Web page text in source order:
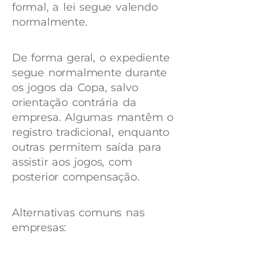
formal, a lei segue valendo
normalmente.
De forma geral, o expediente
segue normalmente durante
os jogos da Copa, salvo
orientação contrária da
empresa. Algumas mantêm o
registro tradicional, enquanto
outras permitem saída para
assistir aos jogos, com
posterior compensação.
Alternativas comuns nas
empresas: